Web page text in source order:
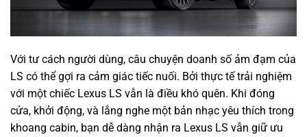
Với tư cách người dùng, câu chuyện doanh số ảm đạm của
LS có thể gợi ra cảm giác tiếc nuối. Bởi thực tế trải nghiệm
với một chiếc Lexus LS vẫn là điều khó quên. Khi đóng
cửa, khởi động, và lắng nghe một bản nhạc yêu thích trong
khoang cabin, bạn dễ dàng nhận ra Lexus LS vẫn giữ ưu